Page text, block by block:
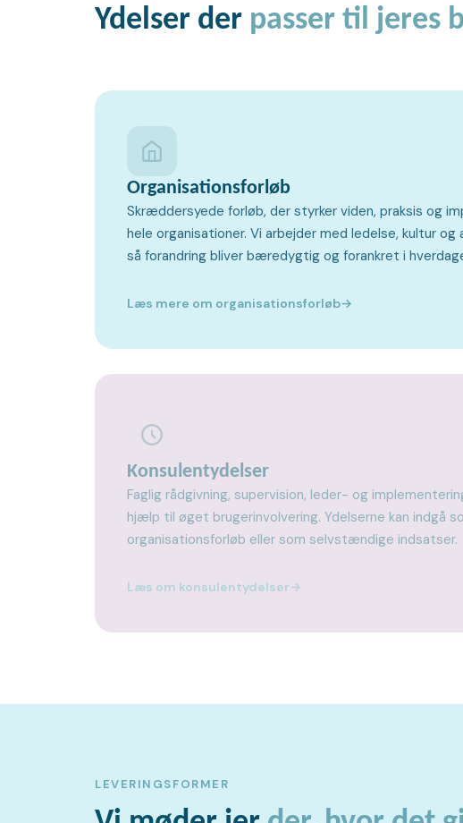
Ydelser der passer til jeres
Organisationsforløb
Skræddersyede forløb, der styrker viden, praksis og
hele organisationer. Vi arbejder med ledelse, kultur og
så forandring bliver bæredygtig og forankret i
Læs mere om organisationsforløb→
Konsulentydelser
Faglig rådgivning, supervision, leder- og
hjælp til øget brugerinvolvering. Ydelserne kan indgå
organisationsforløb eller som selvstændige indsatser.
Læs om konsulentydelser→
LEVERINGSFORMER